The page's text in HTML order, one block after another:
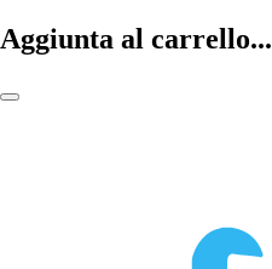
Aggiunta al carrello...